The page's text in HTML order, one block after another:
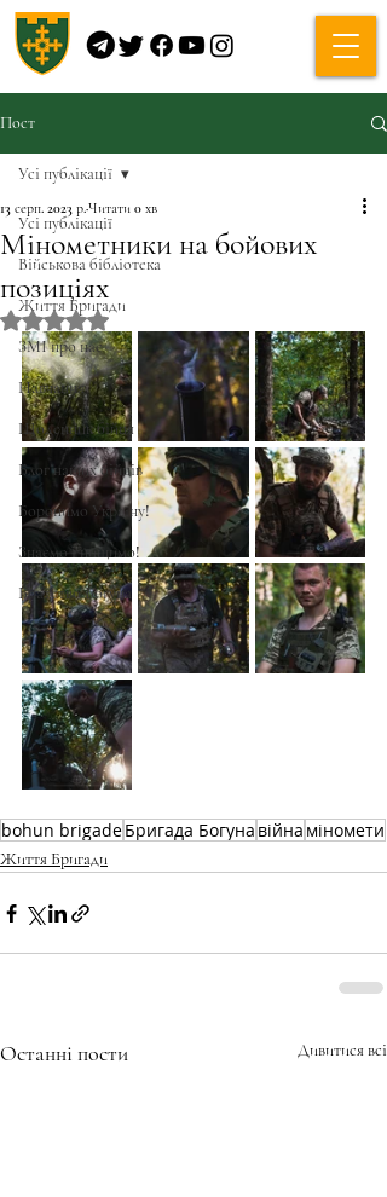
Пост
Усі публікації
Військова бібліотека
Життя Бригади
ЗМІ про нас
Навчання
Щоденник бійця
Блог наших бійців
Боронимо Україну!
Знаємо і нищимо!
Братство Богуна
Усі публікації
Мінометники на бойових
позиціях
13 серп. 2023 р.Читати 0 хв
Оцінка: NaN з 5 зірок.
bohun brigadeБригада Богуна війна міномети
Життя Бригади
Останні пости Дивитися всі